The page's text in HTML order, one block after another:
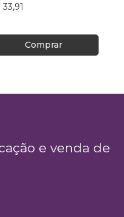
33,91
Comprar
e venda de